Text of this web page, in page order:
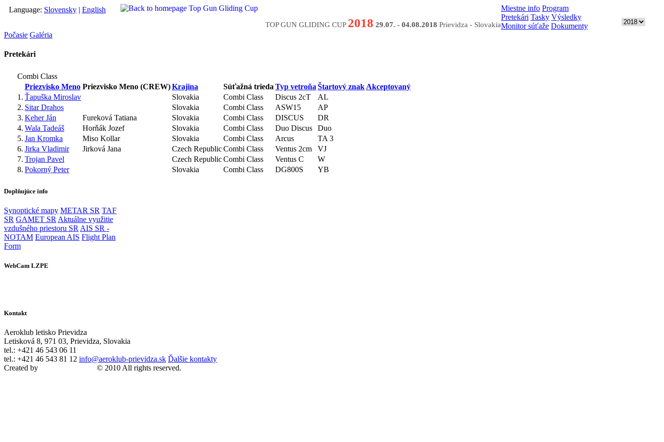
Language: Slovensky | English
TOP GUN GLIDING CUP 2018 29.07. - 04.08.2018 Prievidza - Slovakia
Miestne info Program
Pretekári Tasky Výsledky
Monitor súťaže Dokumenty
Počasie Galéria
Pretekári
Combi Class
Priezvisko Meno Priezvisko Meno (CREW)Krajina Súťažná trieda Typ vetroňa Štartový znak Akceptovaný
1. Ťapuška Miroslav Slovakia Combi Class Discus 2cT
AL
2. Sitar Drahos Slovakia Combi Class ASW15
AP
3. Keher Ján Fureková Tatiana Slovakia Combi Class DISCUS
DR
4. Wala Tadeáš Horňák Jozef Slovakia Combi Class Duo Discus
Duo
5. Jan Kromka Miso Kollar Slovakia Combi Class Arcus
TA 3
6. Jirka Vladimir Jirková Jana Czech RepublicCombi Class Ventus 2cm
VJ
7. Trojan Pavel Czech RepublicCombi Class Ventus C
W
8. Pokorný Peter Slovakia Combi Class DG800S YB
Doplňujúce info
Synoptické mapy METAR SR TAF
SR GAMET SRAktuálne využitie
vzdušného priestoru SRAIS SR -
NOTAM European AIS Flight Plan
Form
WebCam LZPE
Kontakt
Aeroklub letisko Prievidza
Letisková 8, 971 03, Prievidza, Slovakia
tel.: +421 46 543 06 11
tel.: +421 46 543 81 12 info@aeroklub-prievidza.sk Ďalšie kontakty
Created by
© 2010 All rights reserved.